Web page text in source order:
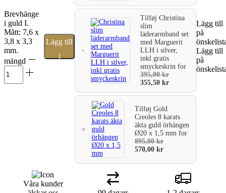
Brevhänge
i guld I.
Mått: 7,6 x
3,8 x 3,3
mm.
mängd
Lägg till
i
TilføjChristina
slim
läderarmband set
med Marguerit
LLH i silver,
inkl gratis
smyckeskrinfor
395,00kr
355,50kr
TilføjGold
Creoles 8 karats
äkta guld örhängen
Ø20 x 1,5 mmfor
895,00kr
570,00kr
Lägg till
på
Lägg till
på
Våra kunder